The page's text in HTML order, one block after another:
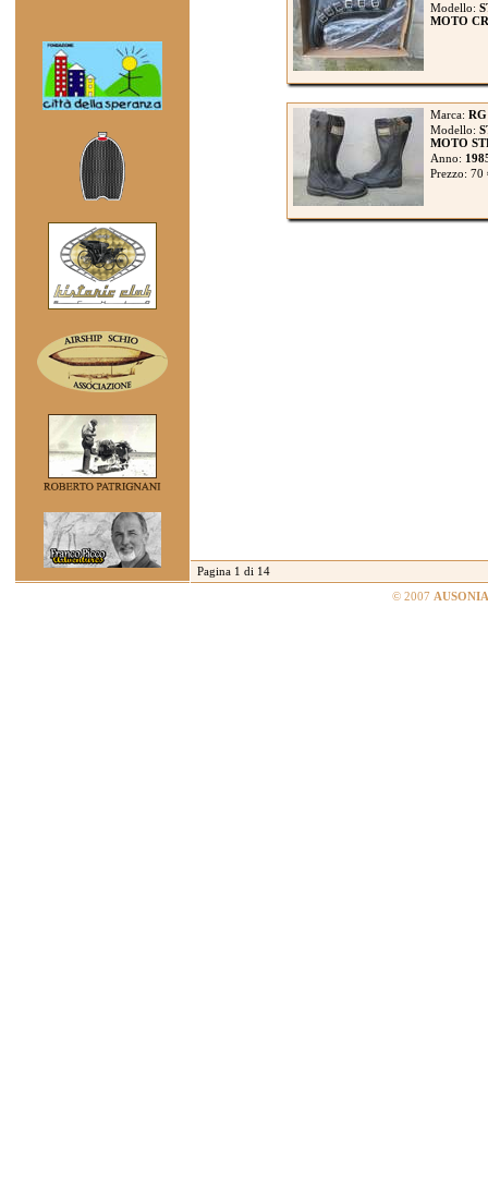
Modello:
MOTO
Marca:
Modello:
MOTO
Anno:
Prezzo: 70
Pagina 1 di 14
© 2007